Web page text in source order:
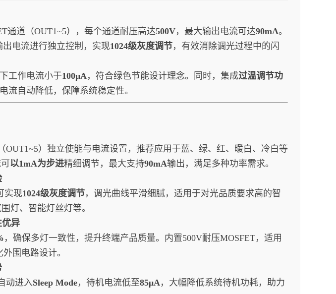
通道（OUT1~5），每个通道耐压高达500V，最大输出电流可达90mA。
电流进行独立控制，实现1024级灰度调节，有效消除调光过程中的闪
工作电流小于100μA，符合绿色节能设计理念。同时，集成过温调节功
流自动降低，保障系统稳定性。
）独立使能与电流设置，推荐应用于蓝、绿、红、暖白、冷白等
以1mA为步进精细调节，最大支持90mA输出，满足多种功率需求。
实现1024级灰度调节，调光曲线平滑细腻，适用于对光品质要求高的智
灯、智能灯丝灯等。
优异
，确保多灯一致性，提升终端产品质量。内置500V耐压MOSFET，适用
围电路设计。
动进入Sleep Mode，待机电流低至85μA，大幅降低系统待机功耗，助力